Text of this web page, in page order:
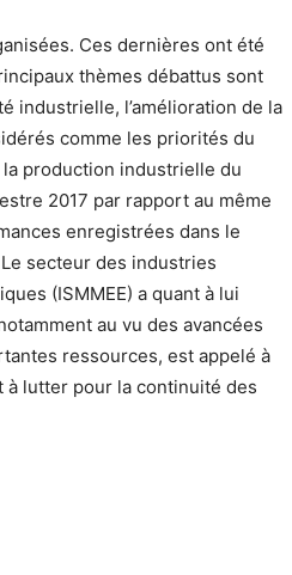
Ces dernières ont été
thèmes débattus sont
industrielle, l’amélioration de la
comme les priorités du
production industrielle du
2017 par rapport au même
enregistrées dans le
secteur des industries
(ISMMEE) a quant à lui
au vu des avancées
ressources, est appelé à
à lutter pour la continuité des